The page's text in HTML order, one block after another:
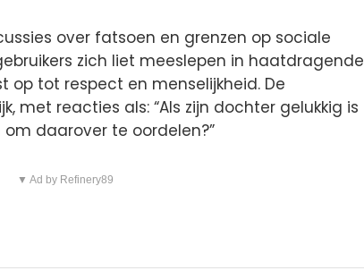
over fatsoen en grenzen op sociale
zich liet meeslepen in haatdragende
op tot respect en menselijkheid. De
met reacties als: “Als zijn dochter gelukkig is
daarover te oordelen?”
▼ Ad by Refinery89